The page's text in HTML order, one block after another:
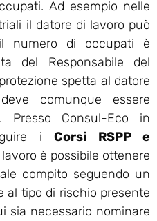
Ad esempio nelle
il datore di lavoro può
numero di occupati è
del Responsabile del
spetta al datore
comunque essere
Presso Consul-Eco in
iCorsi RSPP e
è possibile ottenere
compito seguendo un
al tipo di rischio presente
sia necessario nominare